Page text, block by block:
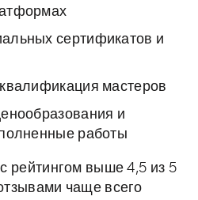
сертификатов и
мастеров
и
работы
рейтингом выше 4,5 из 5
чаще всего